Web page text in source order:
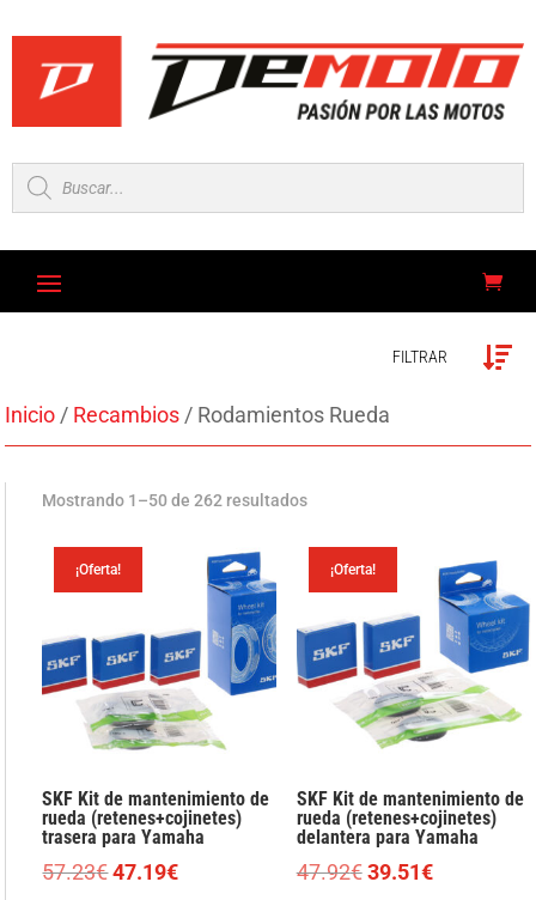
Búsqueda
de
productos
FILTRAR
Inicio / Recambios / Rodamientos Rueda
Mostrando 1–50 de 262 resultados
¡Oferta!
SKF Kit de mantenimiento de
rueda (retenes+cojinetes)
trasera para Yamaha
57.23€El
47.19€El
¡Oferta!
SKF Kit de mantenimiento de
rueda (retenes+cojinetes)
delantera para Yamaha
47.92€ El
39.51€El